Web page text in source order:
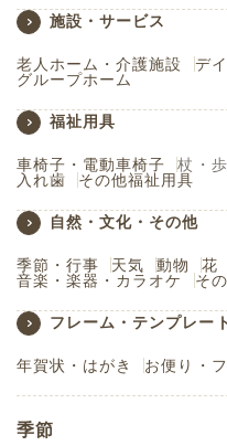
施設・サービス
老人ホーム・介護施設 デ
グループホーム
福祉用具
車椅子・電動車椅子 杖・
入れ歯
その他福祉用具
自然・文化・その他
季節・行事 天気 動物 花
音楽・楽器・カラオケ
そ
フレーム・テンプレー
年賀状・はがき お便り・
季節